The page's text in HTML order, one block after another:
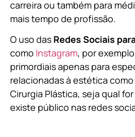
carreira ou também para
mais tempo de profissão.
O uso das Redes Sociais
como Instagram, por
primordiais apenas para
relacionadas à estética
Cirurgia Plástica, seja qual
existe público nas redes